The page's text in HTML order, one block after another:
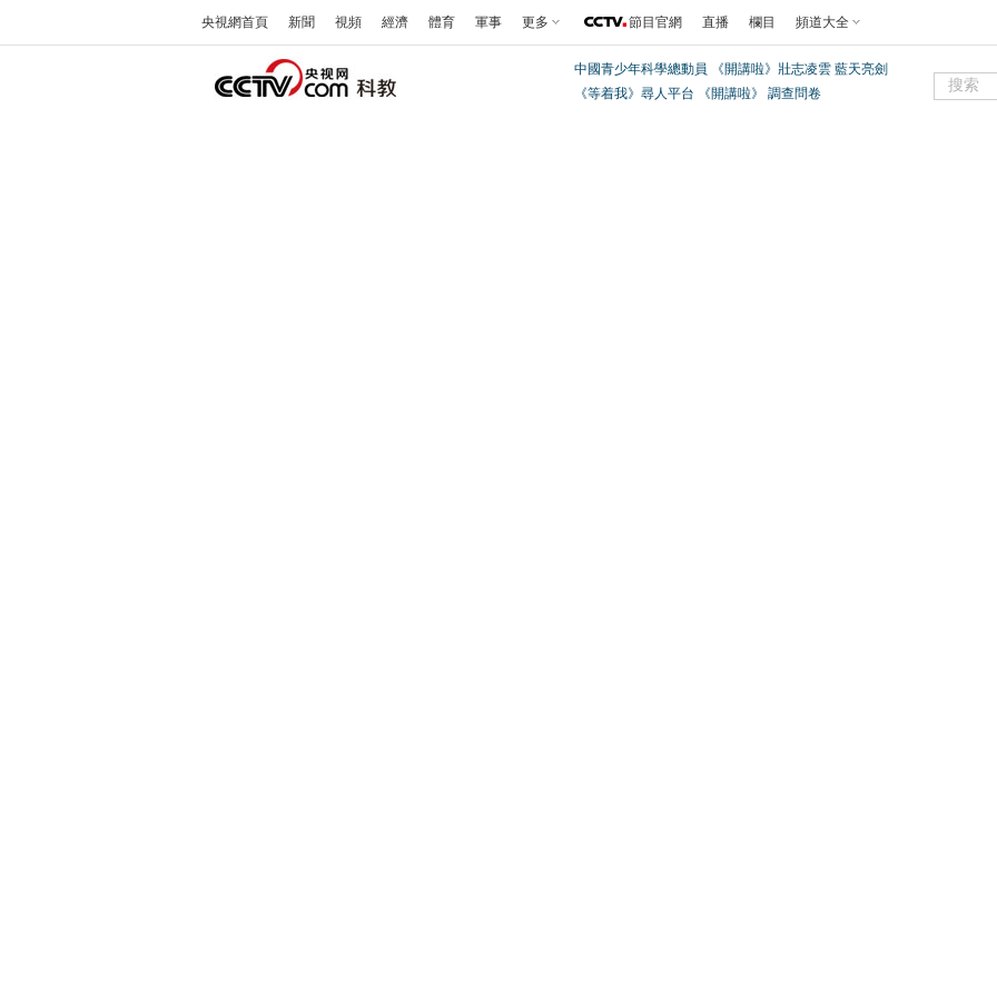
央視網首頁 新聞 視頻 經濟 體育 軍事 更多 節目官網 直播 欄目 頻道大全
中國青少年科學總動員
《開講啦》壯志凌雲 藍天亮劍
《等着我》尋人平台
《開講啦》 調查問卷